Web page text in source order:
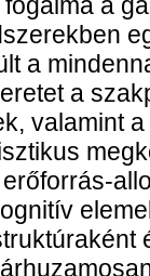
a
a
valamint